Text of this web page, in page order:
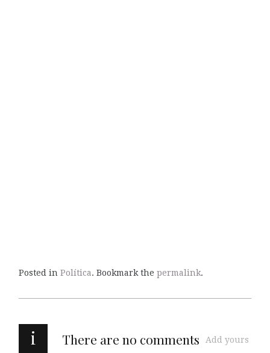
Posted in Política. Bookmark the permalink.
i There are no comments Add yours